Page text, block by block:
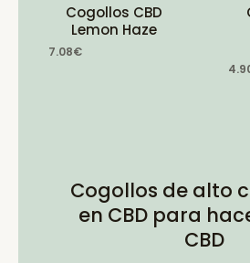
Cogollos CBD
Lemon Haze
7.08€
Cogollos de alto
en CBD para
CBD